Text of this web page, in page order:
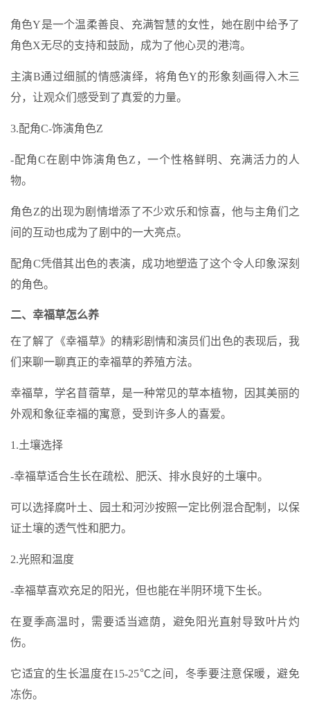
角色Y是一个温柔善良、充满智慧的女性，她在剧中给予了
角色X无尽的支持和鼓励，成为了他心灵的港湾。
主演B通过细腻的情感演绎，将角色Y的形象刻画得入木三
分，让观众们感受到了真爱的力量。
3.配角C-饰演角色Z
-配角C在剧中饰演角色Z，一个性格鲜明、充满活力的人
物。
角色Z的出现为剧情增添了不少欢乐和惊喜，他与主角们之
间的互动也成为了剧中的一大亮点。
配角C凭借其出色的表演，成功地塑造了这个令人印象深刻
的角色。
二、幸福草怎么养
在了解了《幸福草》的精彩剧情和演员们出色的表现后，我
们来聊一聊真正的幸福草的养殖方法。
幸福草，学名苜蓿草，是一种常见的草本植物，因其美丽的
外观和象征幸福的寓意，受到许多人的喜爱。
1.土壤选择
-幸福草适合生长在疏松、肥沃、排水良好的土壤中。
可以选择腐叶土、园土和河沙按照一定比例混合配制，以保
证土壤的透气性和肥力。
2.光照和温度
-幸福草喜欢充足的阳光，但也能在半阴环境下生长。
在夏季高温时，需要适当遮荫，避免阳光直射导致叶片灼
伤。
它适宜的生长温度在15-25℃之间，冬季要注意保暖，避免
冻伤。